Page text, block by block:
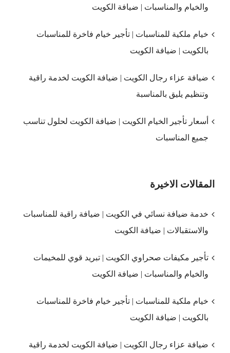
والخيام والمناسبات | ضيافة الكويت
خيام ملكية للمناسبات | تأجير خيام فاخرة للمناسبات
بالكويت | ضيافة الكويت
ضيافة عزاء رجال الكويت | ضيافة الكويت لخدمة راقية
وتنظيم يليق بالمناسبة
أسعار تأجير الخيام الكويت | ضيافة الكويت لحلول تناسب
جميع المناسبات
المقالات الاخيرة
خدمة ضيافة نسائي في الكويت | ضيافة راقية للمناسبات
والاستقبالات | ضيافة الكويت
تأجير مكيفات صحراوي الكويت | تبريد قوي للمخيمات
والخيام والمناسبات | ضيافة الكويت
خيام ملكية للمناسبات | تأجير خيام فاخرة للمناسبات
بالكويت | ضيافة الكويت
ضيافة عزاء رجال الكويت | ضيافة الكويت لخدمة راقية